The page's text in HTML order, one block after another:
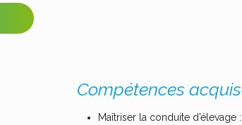
Compétences
Maîtriser la conduite